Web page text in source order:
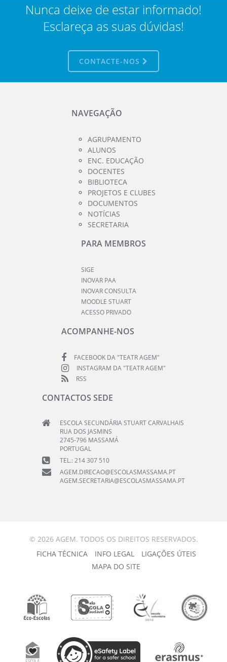
Nunca deixe de estar informado!
Esclareça as suas dúvidas!
CONTACTE-NOS
NAVEGAÇÃO
AGRUPAMENTO
ALUNOS
ENC. EDUCAÇÃO
DOCENTES
BIBLIOTECA
PROJETOS E CLUBES
DOCUMENTOS
NOTÍCIAS
SECRETARIA
PARA MEMBROS
SIGE
INOVAR PAA
INOVAR CONSULTA
MOODLE STUART
ACESSO PRIVADO
ACOMPANHE-NOS
FACEBOOK DA "TEATR AGEM"
INSTAGRAM DA "TEATR AGEM"
RSS
CONTACTOS SEDE
ESCOLA SECUNDÁRIA STUART CARVALHAIS
RUA DOS JASMINS
2745-796 MASSAMÁ
PORTUGAL
TEL.: 214 307 510
AGEM.DIRECAO@ESCOLASMASSAMA.PT
AGEM.SECRETARIA@ESCOLASMASSAMA.PT
© 2026 AGEM. TODOS OS DIREITOS RESERVADOS.
FICHA TÉCNICA
INFO LEGAL
LIGAÇÕES ÚTEIS
MAPA DO SITE